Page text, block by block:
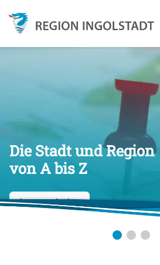
Die Stadt und Region
von A bis Z
Jetzt entdecken